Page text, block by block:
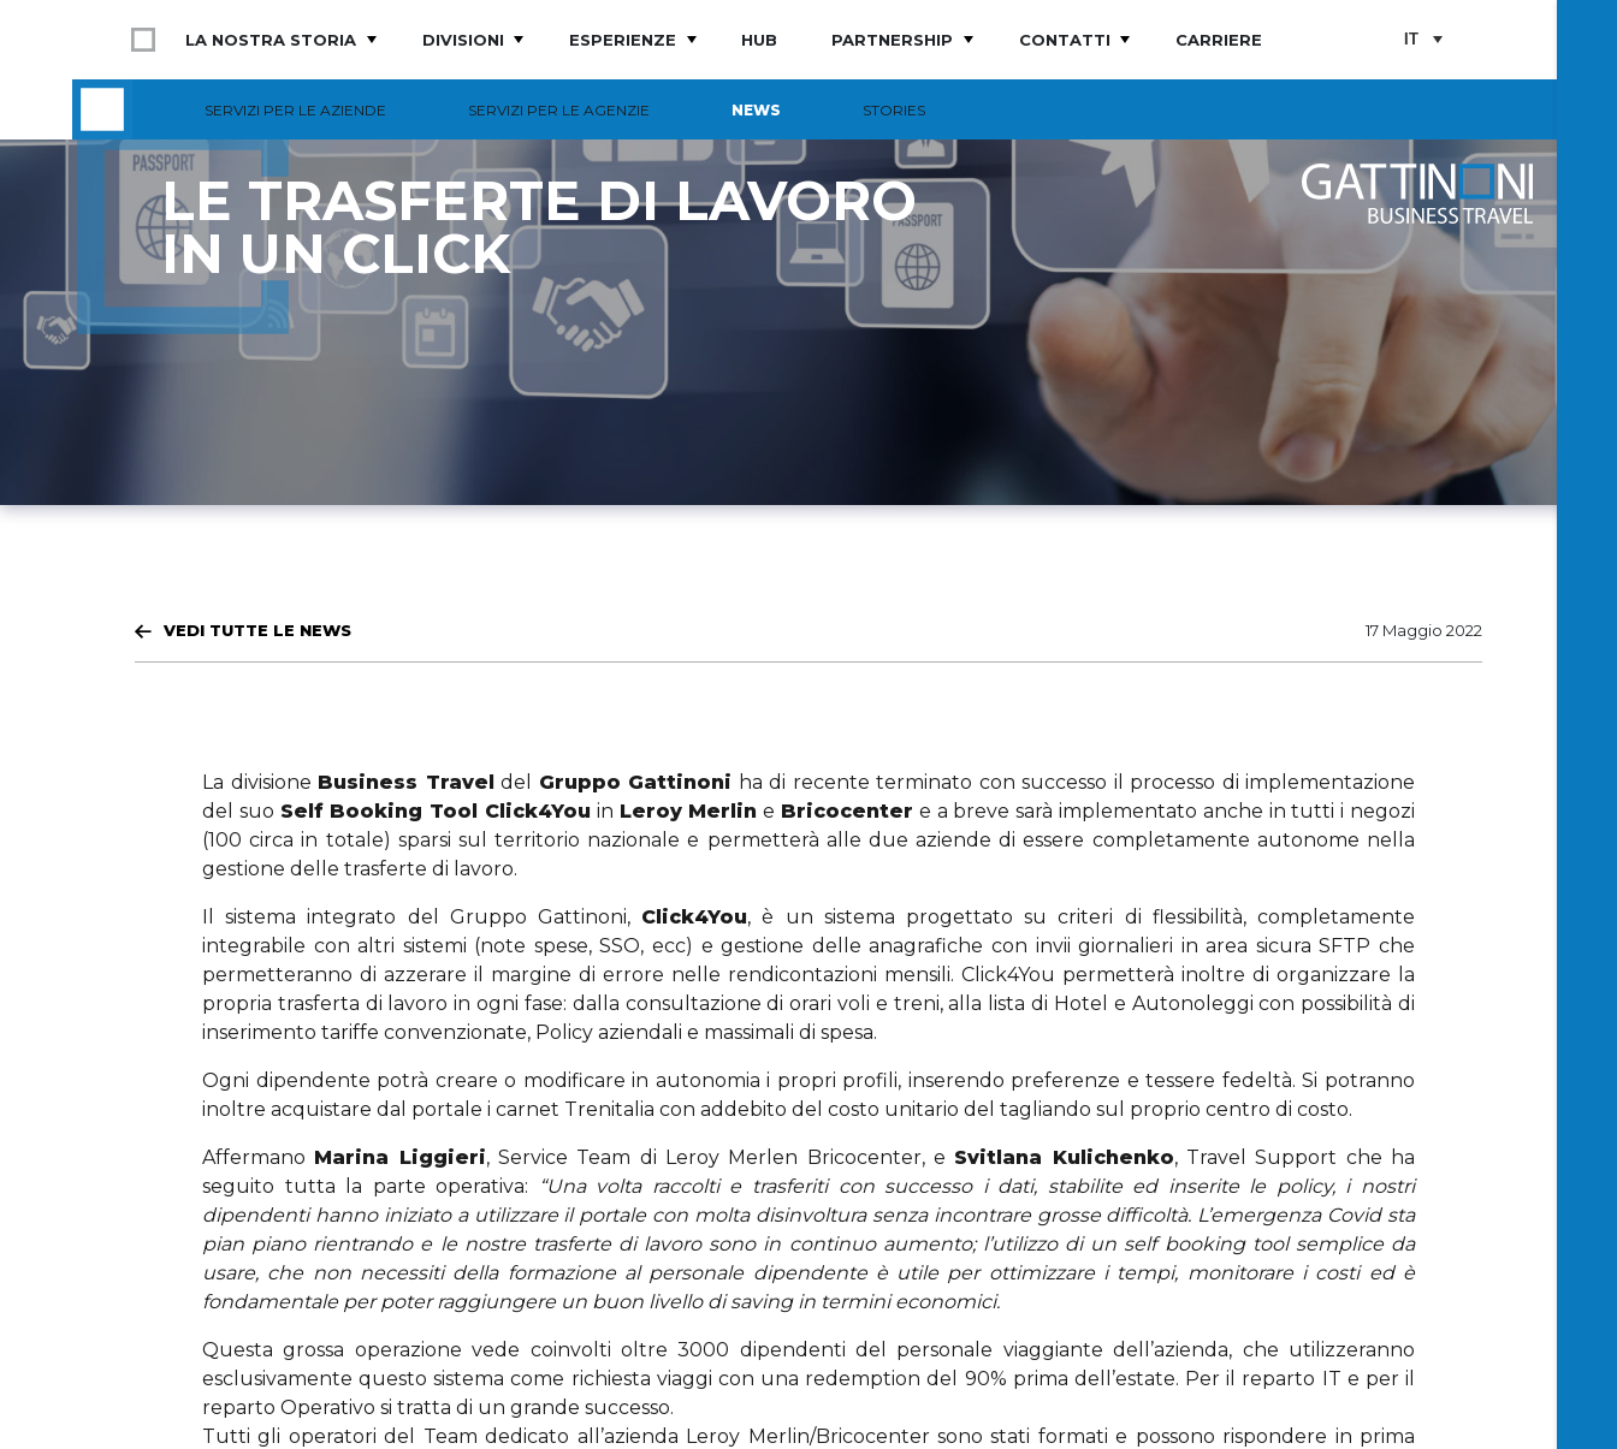
LA NOSTRA STORIA DIVISIONI ESPERIENZE HUB PARTNERSHIP CONTATTI CARRIERE
SERVIZI PER LE AZIENDE SERVIZI PER LE AGENZIE NEWS STORIES
LE TRASFERTE DI LAVORO
IN UN CLICK
VEDI TUTTE LE NEWS 17 Maggio 2022
La divisione Business Travel del Gruppo Gattinoni ha di recente terminato con successo il processo di implementazione
del suo Self Booking Tool Click4You in Leroy Merlin e Bricocenter e a breve sarà implementato anche in tutti i negozi
(100 circa in totale) sparsi sul territorio nazionale e permetterà alle due aziende di essere completamente autonome nella
gestione delle trasferte di lavoro.
Il sistema integrato del Gruppo Gattinoni, Click4You, è un sistema progettato su criteri di flessibilità, completamente
integrabile con altri sistemi (note spese, SSO, ecc) e gestione delle anagrafiche con invii giornalieri in area sicura SFTP che
permetteranno di azzerare il margine di errore nelle rendicontazioni mensili. Click4You permetterà inoltre di organizzare la
propria trasferta di lavoro in ogni fase: dalla consultazione di orari voli e treni, alla lista di Hotel e Autonoleggi con possibilità di
inserimento tariffe convenzionate, Policy aziendali e massimali di spesa.
Ogni dipendente potrà creare o modificare in autonomia i propri profili, inserendo preferenze e tessere fedeltà. Si potranno
inoltre acquistare dal portale i carnet Trenitalia con addebito del costo unitario del tagliando sul proprio centro di costo.
Affermano Marina Liggieri, Service Team di Leroy Merlen Bricocenter, e Svitlana Kulichenko, Travel Support che ha
seguito tutta la parte operativa:
“Una volta raccolti e trasferiti con successo i dati, stabilite ed inserite le policy, i nostri
dipendenti hanno iniziato a utilizzare il portale con molta disinvoltura senza incontrare grosse difficoltà. L’emergenza Covid sta
pian piano rientrando e le nostre trasferte di lavoro sono in continuo aumento; l’utilizzo di un self booking tool semplice da
usare, che non necessiti della formazione al personale dipendente è utile per ottimizzare i tempi, monitorare i costi ed è
fondamentale per poter raggiungere un buon livello di saving in termini economici.
Questa grossa operazione vede coinvolti oltre 3000 dipendenti del personale viaggiante dell’azienda, che utilizzeranno
esclusivamente questo sistema come richiesta viaggi con una redemption del 90% prima dell’estate. Per il reparto IT e per il
reparto Operativo si tratta di un grande successo.
Tutti gli operatori del Team dedicato all’azienda Leroy Merlin/Bricocenter sono stati formati e possono rispondere in prima